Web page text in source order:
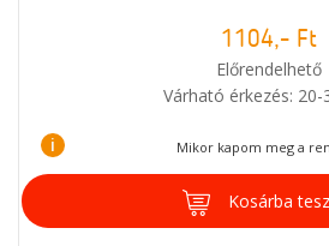
1104,- Ft
Előrendelhető
Várható érkezés: 20-
i Mikor kapom meg a
Kosárba